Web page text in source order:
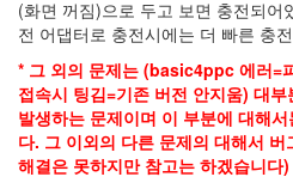
(화면 꺼짐)으로 두고 보면 충전되어
전 어댑터로 충전시에는 더 빠른 충
* 그 외의 문제는 (basic4ppc 에러=
접속시 팅김=기존 버전 안지움) 대
발생하는 문제이며 이 부분에 대해
다. 그 이외의 다른 문제의 대해서
해결은 못하지만 참고는 하겠습니다)
그
콘
로
짧
은
소
레